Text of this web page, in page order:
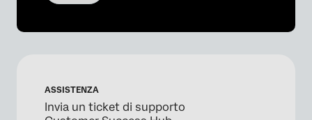
ASSISTENZA
Invia un ticket di supporto